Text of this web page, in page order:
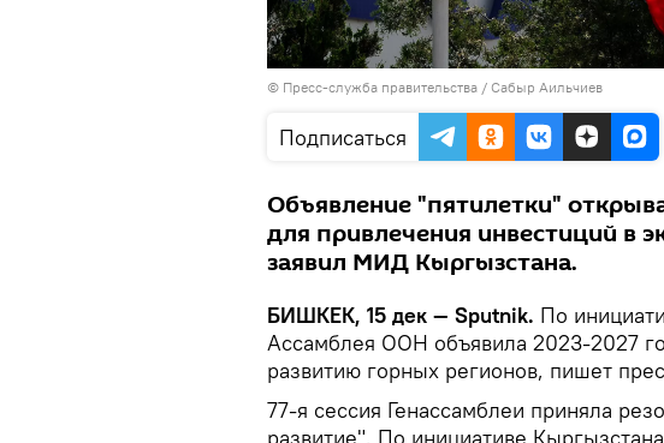
© Пресс-служба правительства / Сабыр Аильчиев
Подписаться
Объявление "пятилетки"
для привлечения инвестиций в
заявил МИД Кыргызстана.
БИШКЕК, 15 дек — Sputnik. По
Ассамблея ООН объявила 2023-2027
развитию горных регионов, пишет
77-я сессия Генассамблеи приняла